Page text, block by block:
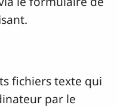
fichiers texte qui
par le